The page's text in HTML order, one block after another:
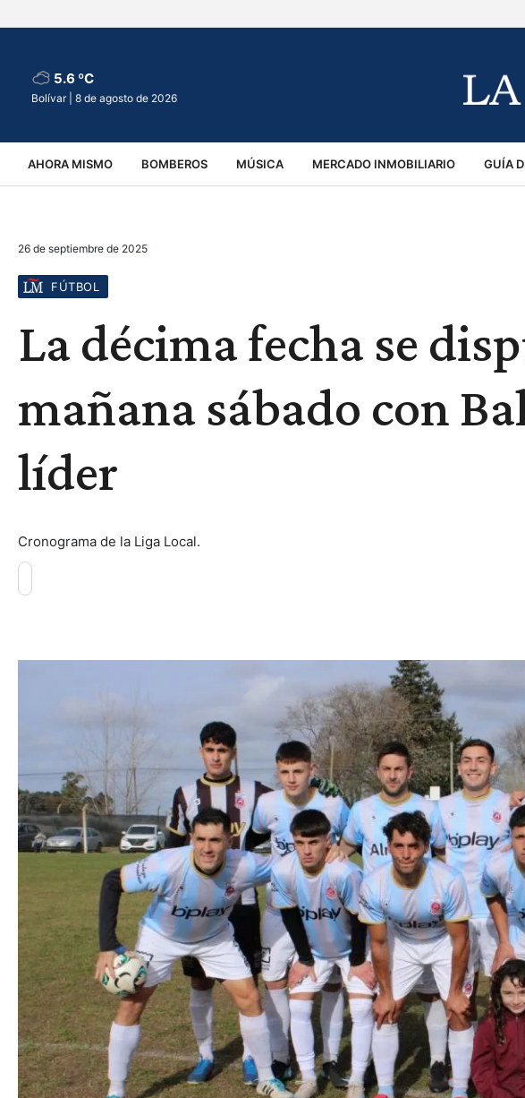
5.6 ºC
Bolívar | 8 de agosto de 2026
AHORA MISMO BOMBEROS MÚSICA MERCADO INMOBILIARIO GUÍA
VIRALES ACCIDENTES
26 de septiembre de 2025
FÚTBOL
La décima fecha se
mañana sábado con
líder
Cronograma de la Liga Local.